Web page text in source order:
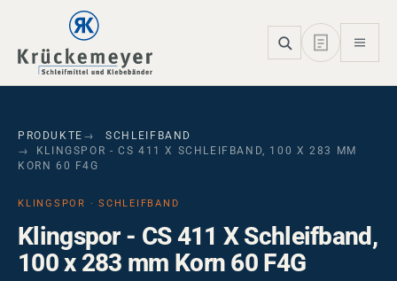
Skip to main navigation
Skip to main content
Skip to page footer
PRODUKTE
SCHLEIFBAND
KLINGSPOR - CS 411 X SCHLEIFBAND, 100 X 283 MM
KORN 60 F4G
KLINGSPOR · SCHLEIFBAND
Klingspor - CS 411 X Schleifband,
100 x 283 mm Korn 60 F4G